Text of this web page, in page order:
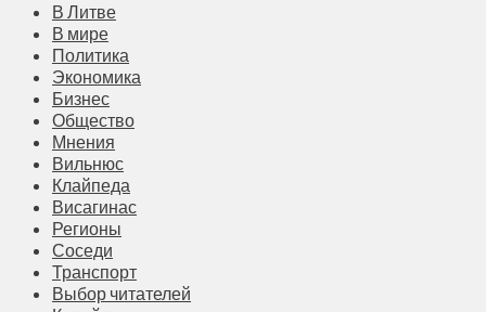
В Литве
В мире
Политика
Экономика
Бизнес
Общество
Мнения
Вильнюс
Клайпеда
Висагинас
Регионы
Соседи
Транспорт
Выбор читателей